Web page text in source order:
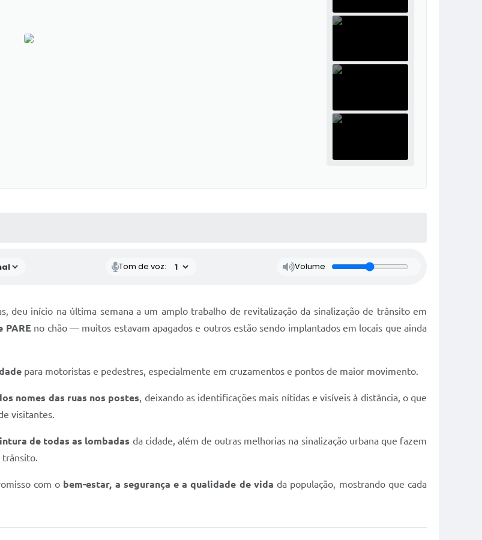
Tom de voz: Volume
deu início na última semana a um amplo trabalho de revitalização da sinalização de trânsito em
PAREno chão — muitos estavam apagados e outros estão sendo implantados em locais que ainda
para motoristas e pedestres, especialmente em cruzamentos e pontos de maior movimento.
nomes das ruas nos postes, deixando as identificações mais nítidas e visíveis à distância, o que
visitantes.
de todas as lombadas da cidade, além de outras melhorias na sinalização urbana que fazem
trânsito.
com o bem-estar, a segurança e a qualidade de vida da população, mostrando que cada